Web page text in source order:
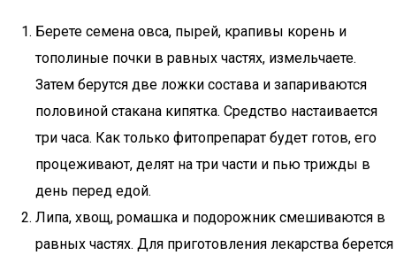
Берете семена овса, пырей, крапивы корень и
тополиные почки в равных частях, измельчаете.
Затем берутся две ложки состава и запариваются
половиной стакана кипятка. Средство настаивается
три часа. Как только фитопрепарат будет готов, его
процеживают, делят на три части и пью трижды в
день перед едой.
Липа, хвощ, ромашка и подорожник смешиваются в
равных частях. Для приготовления лекарства берется